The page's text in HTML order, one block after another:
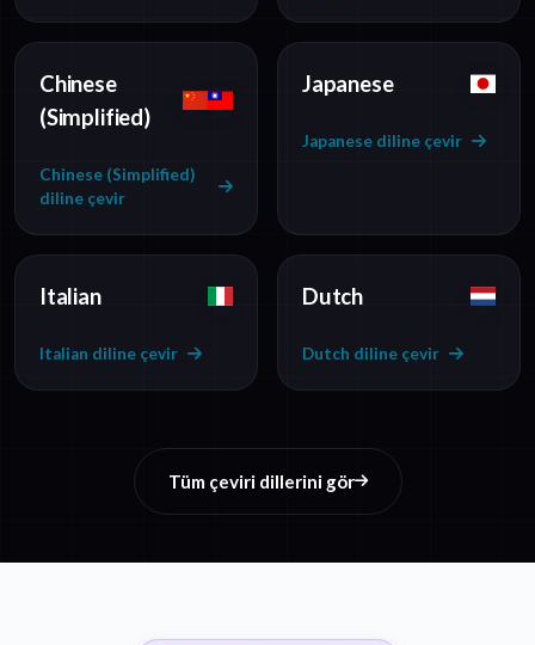
Chinese
(Simplified)
Chinese (Simplified)
diline çevir
Japanese
Japanese diline çevir
Italian
Italian diline çevir
Dutch
Dutch diline çevir
Tüm çeviri dillerini gör